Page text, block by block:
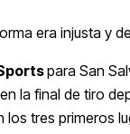
era injusta y
para San
la final de tiro
los tres primeros